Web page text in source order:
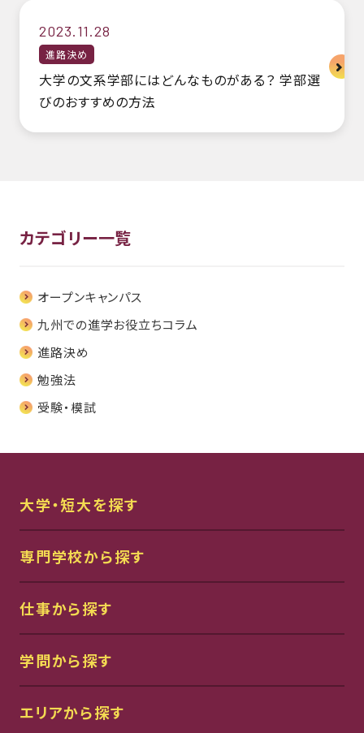
2023.11.28
進路決め
大学の文系学部にはどんなものがある？ 学部選
びのおすすめの方法
カテゴリー一覧
オープンキャンパス
九州での進学お役立ちコラム
進路決め
勉強法
受験・模試
大学・短大を探す
専門学校から探す
仕事から探す
学問から探す
エリアから探す